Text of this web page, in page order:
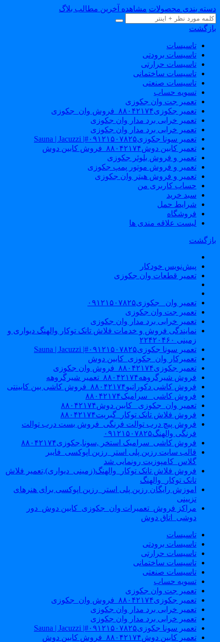
بندی محصولات مشاهده آخرین مطالب بلاگ
تاسیسات
تاسیسات برودتی
تاسیسات حرارتی
تاسیسات ساختمانی
تاسیسات صنعتی
تسویه حساب
تعمیر جت وان جکوزی
تعمیر جکوزی۸۸۰۴۲۱۷۴_فروش وان_جکوزی
تعمیر خرابی برد مدار وان جکوزی
تعمیر خرابی برد مدار وان جکوزی
تعمیر سونا جکوزی۰۹۱۲۱۵۰۷۸۲۵#| Sauna | Jacuzzi
تعمیر کابین دوش۸۸۰۴۲۱۷۴_فروش کابین دوش
تعمیر و فروش بلوئر جکوزی
تعمیر و فروش موتور پمپ جکوزی
تعمیر و فروش هیتر وان جکوزی
حساب کاربری من
سبد خرید
شرایط حمل
فروشگاه
لیست علاقه مندی ها
پیش‌نویس خودکار
تعمیر قطعات وان جکوزی
تعمیر وان _جکوزی۰۹۱۲۱۵۰۷۸۲۵
تعمیر جت وان جکوزی
تعمیر خرابی برد مدار وان جکوزی
نمایندگی فروش و خدمات فلاش تانک توکار والهنگ دیواری و
زمینی ۲۲۴۲۰۴۶۰
تعمیر سونا جکوزی۰۹۱۲۱۵۰۷۸۲۵#| Sauna | Jacuzzi
تعمیرکار وان_جکوزی_کابین دوش
تعمیر جکوزی۸۸۰۴۲۱۷۴_فروش وان جکوزی
فروش شیرگروهه۸۸۰۴۲۱۷۴_تعمیر شیرگروهه
فروش کاشی دکوراتیو۸۸۰۴۲۱۷۴_فروش کاشی بین کابینتی
فروش کاشی _سرامیک۸۸۰۴۲۱۷۴
تعمیر وان_جکوزی_ کابین دوش۸۸۰۴۲۱۷۴
فروش فلاش تانک توکار_گبریت۸۸۰۴۲۱۷۴
فروش پیچ درب توالت فرنگی_فروش بست درب توالت
فرنگی والهنگ۰۹۱۲۱۵۰۷۸۲۵
فروش کاشی_سرامیک استخر ,سونا,جکوزی۸۸۰۴۲۱۷۴
قالب سایت رزین پلی استر_رزین اپوکسی_فایبر
گلاس_کامپوزیت رونمایی شد
فروش فلاش تانک توکار_والهنگ(زمینی_دیواری),تعمیر فلاش
تانک توکار_والهنگ
اموزش رایگان رزین پلی استر_رزین اپوکسی برای هنرهای
تزیینی
مراکز فروش_تعمیرات وان_جکوزی_کابین دوش_دور
دوشی_اتاق دوش
تاسیسات
تاسیسات برودتی
تاسیسات حرارتی
تاسیسات ساختمانی
تاسیسات صنعتی
تسویه حساب
تعمیر جت وان جکوزی
تعمیر جکوزی۸۸۰۴۲۱۷۴_فروش وان_جکوزی
تعمیر خرابی برد مدار وان جکوزی
تعمیر خرابی برد مدار وان جکوزی
تعمیر سونا جکوزی۰۹۱۲۱۵۰۷۸۲۵#| Sauna | Jacuzzi
تعمیر کابین دوش۸۸۰۴۲۱۷۴_فروش کابین دوش